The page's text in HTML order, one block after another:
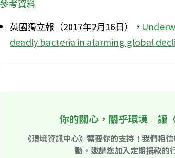
參考資料
英國獨立報（2017年2月16日），
deadly bacteria in alarming global
你的關心，關乎環境—讓
《環境資訊中心》需要你的支持！我們相
動，邀請您加入定期捐款的